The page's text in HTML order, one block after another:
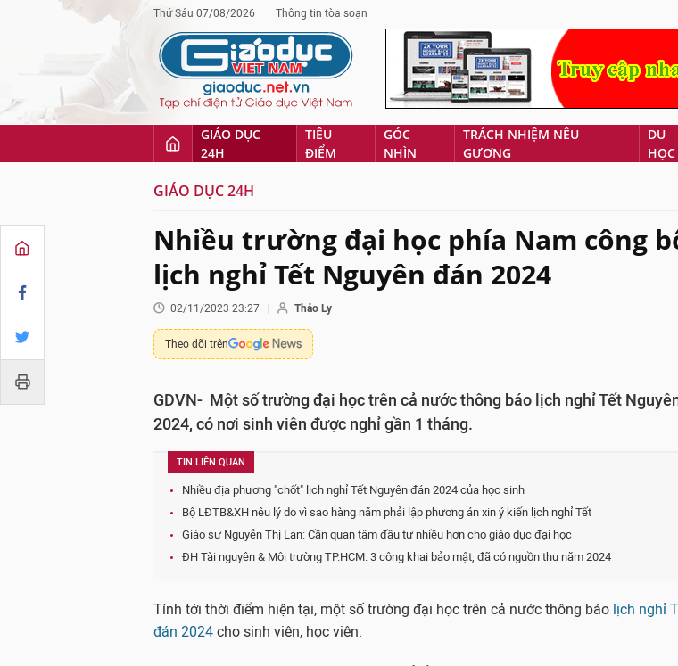
Thứ Sáu 07/08/2026 Thông tin tòa soạn
GIÁO DỤC
24H
TIÊU
ĐIỂM
GÓC
NHÌN
TRÁCH NHIỆM NÊU
GƯƠNG
DU
HỌC
GIÁO DỤC 24H
Nhiều trường đại học phía Nam công
lịch nghỉ Tết Nguyên đán 2024
02/11/2023 23:27 Thảo Ly
Theo dõi trên
GDVN- Một số trường đại học trên cả nước thông báo lịch nghỉ Tết
2024, có nơi sinh viên được nghỉ gần 1 tháng.
TIN LIÊN QUAN
Nhiều địa phương "chốt" lịch nghỉ Tết Nguyên đán 2024 của học sinh
Bộ LĐTB&XH nêu lý do vì sao hàng năm phải lập phương án xin ý kiến lịch nghỉ Tết
Giáo sư Nguyễn Thị Lan: Cần quan tâm đầu tư nhiều hơn cho giáo dục đại học
ĐH Tài nguyên & Môi trường TP.HCM: 3 công khai bảo mật, đã có nguồn thu năm 2024
Tính tới thời điểm hiện tại, một số trường đại học trên cả nước thông báo lịch nghỉ
đán 2024 cho sinh viên, học viên.